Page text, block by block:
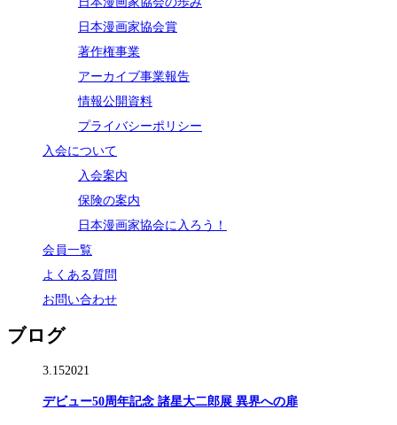
日本漫画家協会賞
著作権事業
アーカイブ事業報告
情報公開資料
プライバシーポリシー
入会について
入会案内
保険の案内
日本漫画家協会に入ろう！
会員一覧
よくある質問
お問い合わせ
ブログ
3.152021
デビュー50周年記念 諸星大二郎展 異界への扉